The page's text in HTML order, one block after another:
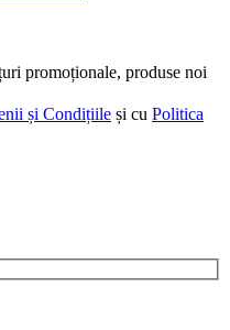
promoționale, produse noi
și Condițiile și cu Politica